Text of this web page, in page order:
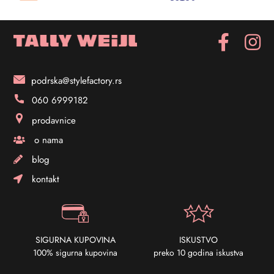
podrska@stylefactory.rs
060 6999182
prodavnice
o nama
blog
kontakt
SIGURNA KUPOVINA
100% sigurna kupovina
ISKUSTVO
preko 10 godina iskustva